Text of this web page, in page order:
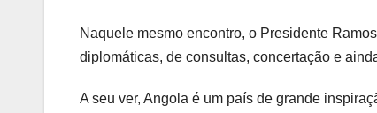
Naquele mesmo encontro, o Presidente
diplomáticas, de consultas, concertação e
A seu ver, Angola é um país de grande